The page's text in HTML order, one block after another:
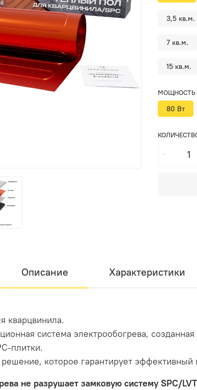
3,5 кв.м.
7 кв.м.
15 кв.м.
МОЩНОСТЬ
80 Вт
Описание Характеристики
кварцвинила.
система электрообогрева,
плитки.
которое гарантирует
не разрушает замковую систему SPC/